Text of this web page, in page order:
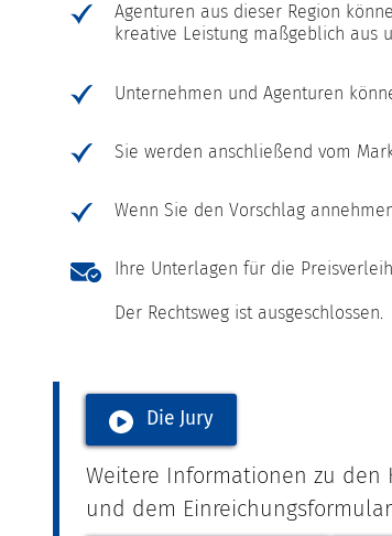
Agenturen aus dieser Region
kreative Leistung maßgeblich aus
Unternehmen und Agenturen
Sie werden anschließend vom
Wenn Sie den Vorschlag
Ihre Unterlagen für die
Der Rechtsweg ist ausgeschlossen.
Die Jury
Weitere Informationen zu
und dem